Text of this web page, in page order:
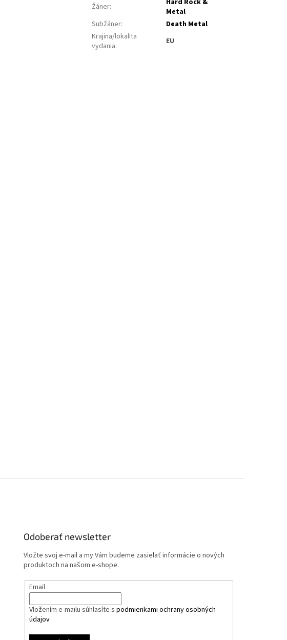
Žáner:
Hard Rock &
Metal
Subžáner:
Death Metal
Krajina/lokalita
vydania: EU
Odoberať newsletter
Vložte svoj e-mail a my Vám budeme zasielať informácie o nových
produktoch na našom e-shope.
Email
Vložením e-mailu súhlasíte spodmienkami ochrany osobných
údajov